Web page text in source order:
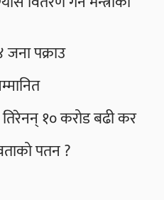
पक्राउ
१० करोड बढी कर
पतन ?